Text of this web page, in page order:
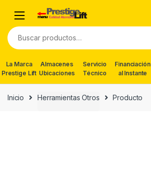
navigation
content
Buscar
por:
La Marca
Prestige Lift
Almacenes
Ubicaciones
Servicio
Técnico
Financiación
al Instante
Inicio Herramientas Otros Producto